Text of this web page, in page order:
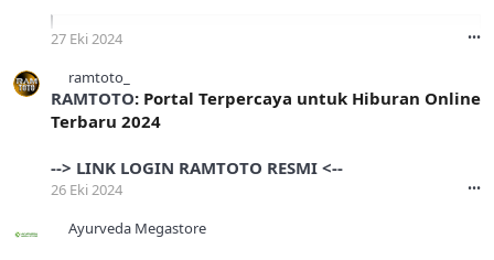
Abacus Market - Secure Darknet Marketplace
abacus24.top
27 Eki 2024 •••
ramtoto_
RAMTOTO: Portal Terpercaya untuk Hiburan Online
Terbaru 2024
--> LINK LOGIN RAMTOTO RESMI <--
26 Eki 2024 •••
Ayurveda Megastore